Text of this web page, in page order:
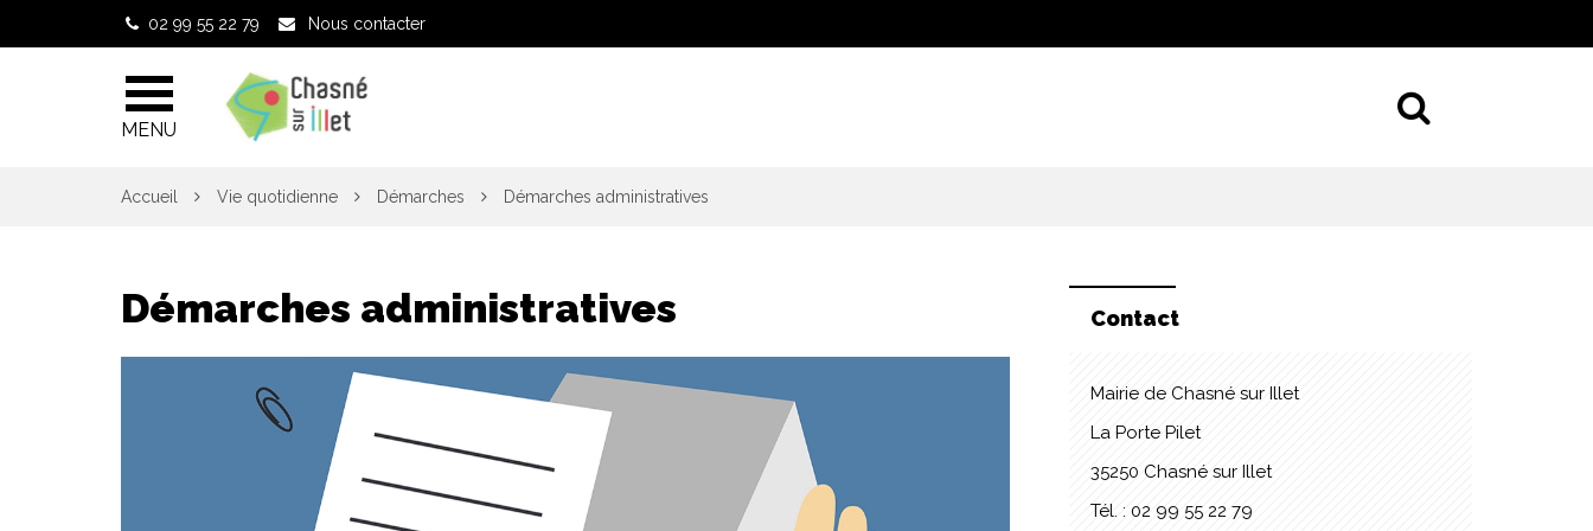
02 99 55 22 79 Nous contacter
MENU
Accueil Vie quotidienne Démarches Démarches administratives
Démarches administratives Contact
Mairie de Chasné sur Illet
La Porte Pilet
35250 Chasné sur Illet
Tél. : 02 99 55 22 79